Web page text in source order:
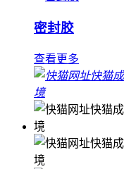
密封胶
查看更多